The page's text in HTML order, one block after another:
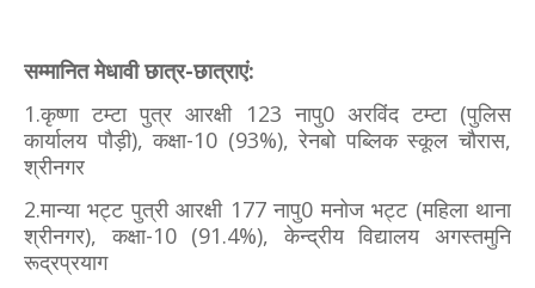
सम्मानित मेधावी छात्र-छात्राएं:
1.कृष्णा टम्टा पुत्र आरक्षी 123 नापु0 अरविंद टम्टा (पुलिस
कार्यालय पौड़ी), कक्षा-10 (93%), रेनबो पब्लिक स्कूल चौरास,
श्रीनगर
2.मान्या भट्ट पुत्री आरक्षी 177 नापु0 मनोज भट्ट (महिला थाना
श्रीनगर), कक्षा-10 (91.4%), केन्द्रीय विद्यालय अगस्तमुनि
रूद्रप्रयाग